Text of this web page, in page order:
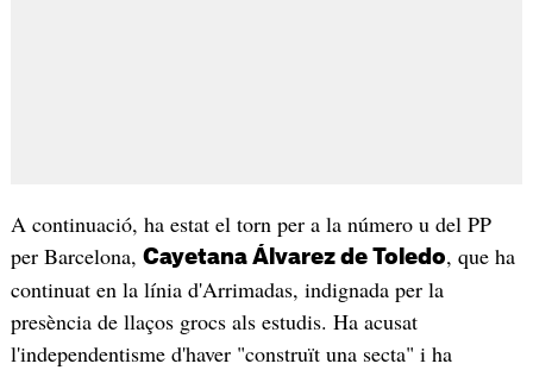
A continuació, ha estat el torn per a la número u del PP
per Barcelona, Cayetana Álvarez de Toledo, que ha
continuat en la línia d'Arrimadas, indignada per la
presència de llaços grocs als estudis. Ha acusat
l'independentisme d'haver "construït una secta" i ha